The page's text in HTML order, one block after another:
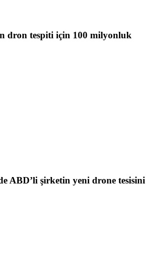
dron tespiti için 100 milyonluk
ABD’li şirketin yeni drone tesisini